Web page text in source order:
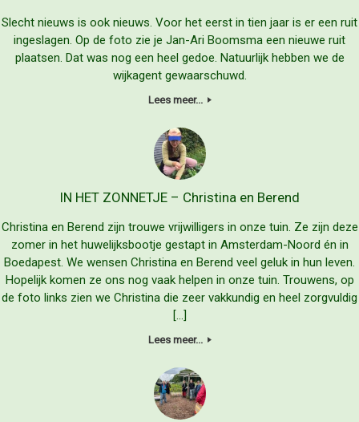
Slecht nieuws is ook nieuws. Voor het eerst in tien jaar is er een ruit
ingeslagen. Op de foto zie je Jan-Ari Boomsma een nieuwe ruit
plaatsen. Dat was nog een heel gedoe. Natuurlijk hebben we de
wijkagent gewaarschuwd.
Lees meer...
IN HET ZONNETJE – Christina en Berend
Christina en Berend zijn trouwe vrijwilligers in onze tuin. Ze zijn deze
zomer in het huwelijksbootje gestapt in Amsterdam-Noord én in
Boedapest. We wensen Christina en Berend veel geluk in hun leven.
Hopelijk komen ze ons nog vaak helpen in onze tuin. Trouwens, op
de foto links zien we Christina die zeer vakkundig en heel zorgvuldig
[…]
Lees meer...